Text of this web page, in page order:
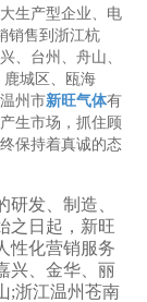
生产型企业、电
销售到浙江杭
、台州、舟山、
城区、瓯海
州市新旺气体有
生市场，抓住顾
保持着真诚的态
研发、制造、
之日起，新旺
性化营销服务
兴、金华、丽
;浙江温州苍南